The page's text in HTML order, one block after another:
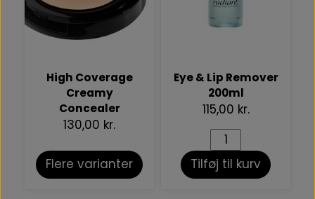
High Coverage
Creamy
Concealer
130,00 kr.
Flere varianter
Eye & Lip Remover
200ml
115,00 kr.
Tilføj til kurv